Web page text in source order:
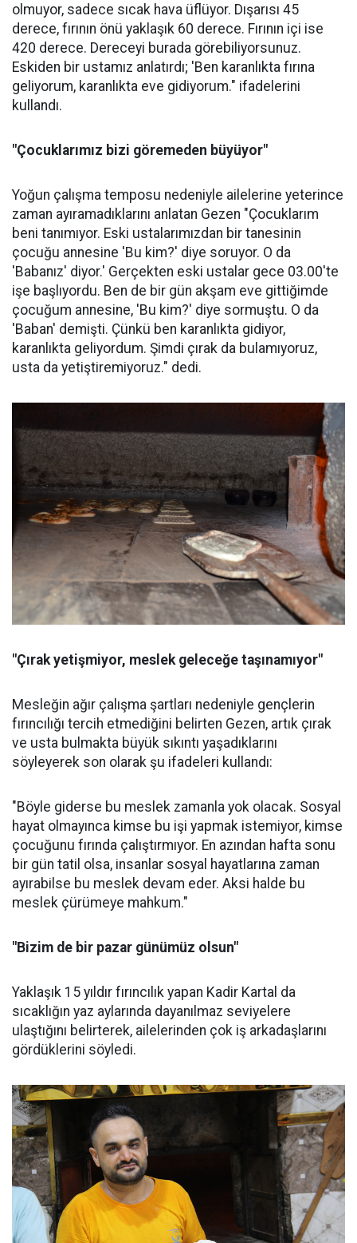
olmuyor, sadece sıcak hava üflüyor. Dışarısı 45
derece, fırının önü yaklaşık 60 derece. Fırının içi ise
420 derece. Dereceyi burada görebiliyorsunuz.
Eskiden bir ustamız anlatırdı; 'Ben karanlıkta fırına
geliyorum, karanlıkta eve gidiyorum." ifadelerini
kullandı.
"Çocuklarımız bizi göremeden büyüyor"
Yoğun çalışma temposu nedeniyle ailelerine yeterince
zaman ayıramadıklarını anlatan Gezen "Çocuklarım
beni tanımıyor. Eski ustalarımızdan bir tanesinin
çocuğu annesine 'Bu kim?' diye soruyor. O da
'Babanız' diyor.' Gerçekten eski ustalar gece 03.00'te
işe başlıyordu. Ben de bir gün akşam eve gittiğimde
çocuğum annesine, 'Bu kim?' diye sormuştu. O da
'Baban' demişti. Çünkü ben karanlıkta gidiyor,
karanlıkta geliyordum. Şimdi çırak da bulamıyoruz,
usta da yetiştiremiyoruz." dedi.
"Çırak yetişmiyor, meslek geleceğe taşınamıyor"
Mesleğin ağır çalışma şartları nedeniyle gençlerin
fırıncılığı tercih etmediğini belirten Gezen, artık çırak
ve usta bulmakta büyük sıkıntı yaşadıklarını
söyleyerek son olarak şu ifadeleri kullandı:
"Böyle giderse bu meslek zamanla yok olacak. Sosyal
hayat olmayınca kimse bu işi yapmak istemiyor, kimse
çocuğunu fırında çalıştırmıyor. En azından hafta sonu
bir gün tatil olsa, insanlar sosyal hayatlarına zaman
ayırabilse bu meslek devam eder. Aksi halde bu
meslek çürümeye mahkum."
"Bizim de bir pazar günümüz olsun"
Yaklaşık 15 yıldır fırıncılık yapan Kadir Kartal da
sıcaklığın yaz aylarında dayanılmaz seviyelere
ulaştığını belirterek, ailelerinden çok iş arkadaşlarını
gördüklerini söyledi.